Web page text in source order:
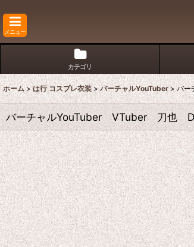
メニュー
カテゴリ
ホーム > は行 コスプレ衣装 > バーチャルYouTuber > バ
バーチャルYouTuber VTuber 刀也